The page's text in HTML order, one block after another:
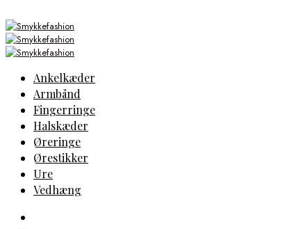
Ankelkæder
Armbånd
Fingerringe
Halskæder
Øreringe
Ørestikker
Ure
Vedhæng